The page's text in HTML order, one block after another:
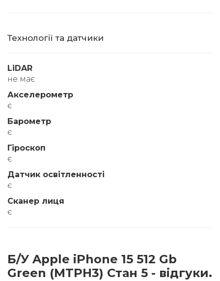
Технології та датчики
LiDAR
не має
Акселерометр
є
Барометр
є
Гіроскоп
є
Датчик освітленності
є
Сканер лиця
є
Б/У Apple iPhone 15 512 Gb
Green (MTPH3) Стан 5 - відгуки.